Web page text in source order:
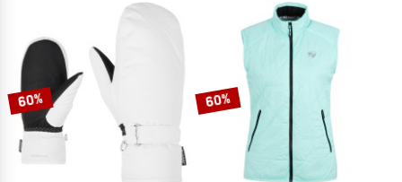
60% 60%